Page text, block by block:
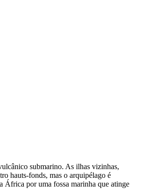
submarino. As ilhas vizinhas,
hauts-fonds, mas o arquipélago é
África por uma fossa marinha que atinge